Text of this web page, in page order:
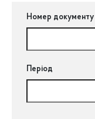
Номер документу
Період